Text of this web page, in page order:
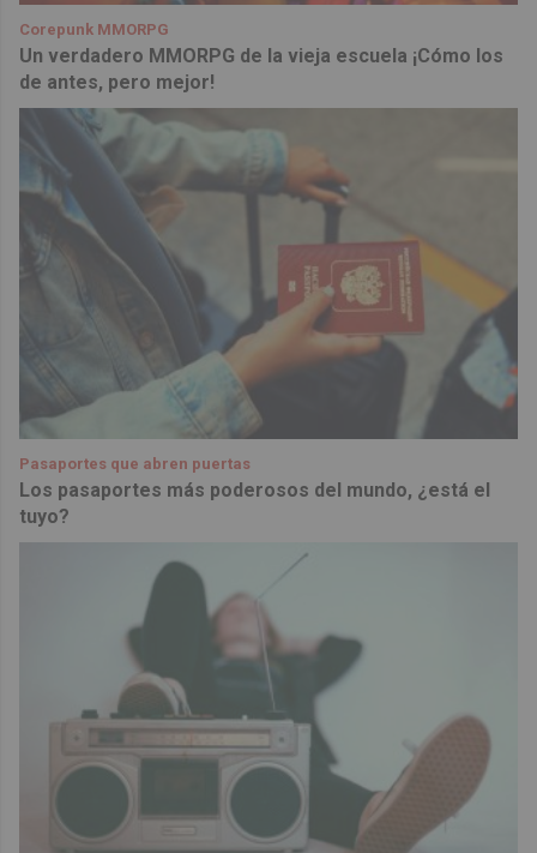
Corepunk MMORPG
Un verdadero MMORPG de la vieja escuela ¡Cómo los
de antes, pero mejor!
Pasaportes que abren puertas
Los pasaportes más poderosos del mundo, ¿está el
tuyo?